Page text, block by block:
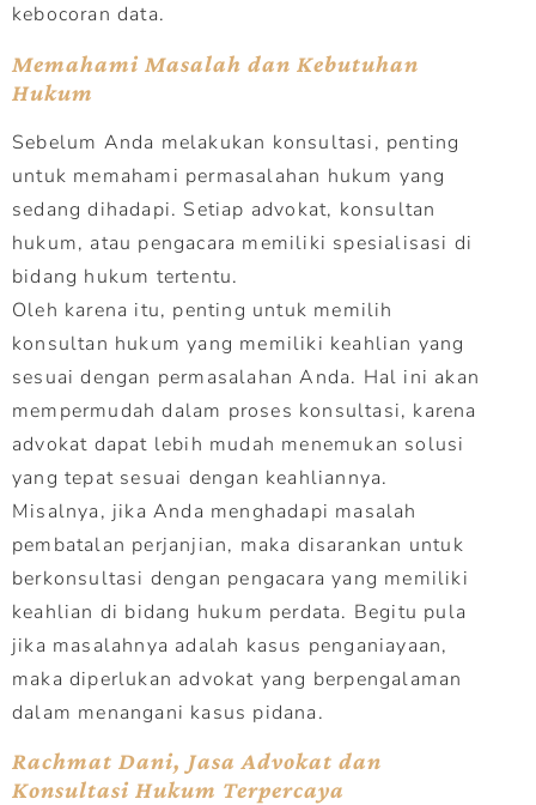
kebocoran data.
Memahami Masalah dan Kebutuhan
Hukum
Sebelum Anda melakukan konsultasi, penting
untuk memahami permasalahan hukum yang
sedang dihadapi. Setiap advokat, konsultan
hukum, atau pengacara memiliki spesialisasi di
bidang hukum tertentu.
Oleh karena itu, penting untuk memilih
konsultan hukum yang memiliki keahlian yang
sesuai dengan permasalahan Anda. Hal ini akan
mempermudah dalam proses konsultasi, karena
advokat dapat lebih mudah menemukan solusi
yang tepat sesuai dengan keahliannya.
Misalnya, jika Anda menghadapi masalah
pembatalan perjanjian, maka disarankan untuk
berkonsultasi dengan pengacara yang memiliki
keahlian di bidang hukum perdata. Begitu pula
jika masalahnya adalah kasus penganiayaan,
maka diperlukan advokat yang berpengalaman
dalam menangani kasus pidana.
Rachmat Dani, Jasa Advokat dan
Konsultasi Hukum Terpercaya